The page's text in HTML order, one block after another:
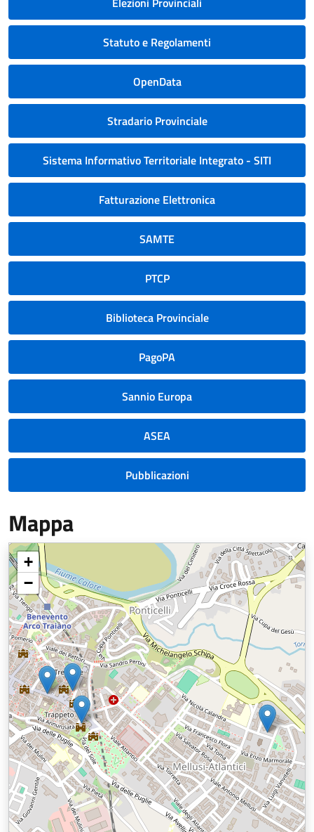
Statuto e Regolamenti
OpenData
Stradario Provinciale
Sistema Informativo Territoriale Integrato - SITI
Fatturazione Elettronica
SAMTE
PTCP
Biblioteca Provinciale
PagoPA
Sannio Europa
ASEA
Pubblicazioni
Mappa
+
−